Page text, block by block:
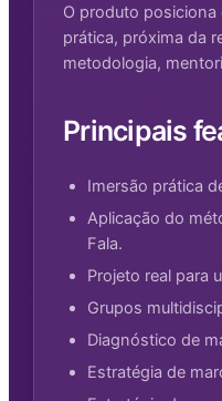
O produto posiciona
prática, próxima da
metodologia,
Principais
Imersão prática
Aplicação do
Fala.
Projeto real para
Grupos
Diagnóstico de
Estratégia de